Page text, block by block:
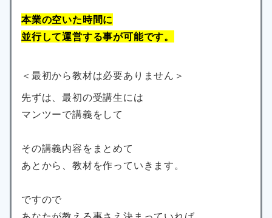
本業の空いた時間に
並行して運営する事が可能です。
＜最初から教材は必要ありません＞
先ずは、最初の受講生には
マンツーで講義をして
その講義内容をまとめて
あとから、教材を作っていきます。
ですので